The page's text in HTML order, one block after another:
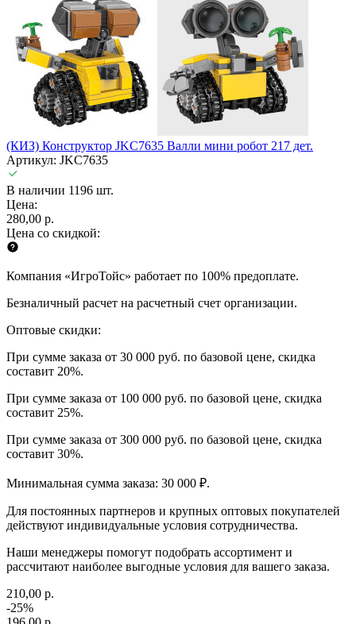
(КИЗ) Конструктор JKC7635 Валли мини робот 217 дет.
Артикул: JKC7635
В наличии 1196 шт.
Цена:
280,00 р.
Цена со скидкой:
Компания «ИгроТойс» работает по 100% предоплате.
Безналичный расчет на расчетный счет организации.
Оптовые скидки:
При сумме заказа от 30 000 руб. по базовой цене, скидка
составит 20%.
При сумме заказа от 100 000 руб. по базовой цене, скидка
составит 25%.
При сумме заказа от 300 000 руб. по базовой цене, скидка
составит 30%.
Минимальная сумма заказа: 30 000 ₽.
Для постоянных партнеров и крупных оптовых покупателей
действуют индивидуальные условия сотрудничества.
Наши менеджеры помогут подобрать ассортимент и
рассчитают наиболее выгодные условия для вашего заказа.
210,00 р.
-25%